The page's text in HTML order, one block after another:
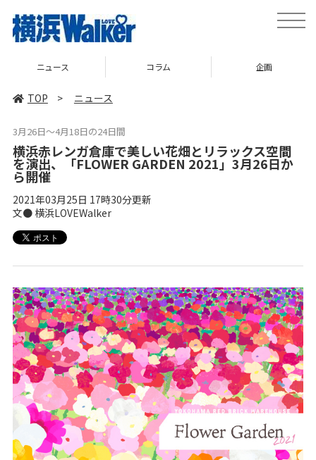
toggle
ニュース コラム 企画
TOP > ニュース
3月26日～4月18日の24日間
横浜赤レンガ倉庫で美しい花畑とリラックス空間
を演出、「FLOWER GARDEN 2021」3月26日か
ら開催
2021年03月25日 17時30分更新
文● 横浜LOVEWalker